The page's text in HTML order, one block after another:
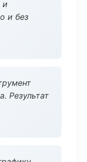
и
и без
Результат